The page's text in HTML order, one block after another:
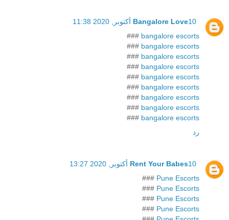
Bangalore Love10 أكتوبر, 2020 11:38
bangalore escorts
###
bangalore escorts
###
bangalore escorts
###
bangalore escorts
###
bangalore escorts
###
bangalore escorts
###
bangalore escorts
###
bangalore escorts
###
bangalore escorts
###
رد
Rent Your Babes10 أكتوبر, 2020 13:27
Pune Escorts
###
Pune Escorts
###
Pune Escorts
###
Pune Escorts
###